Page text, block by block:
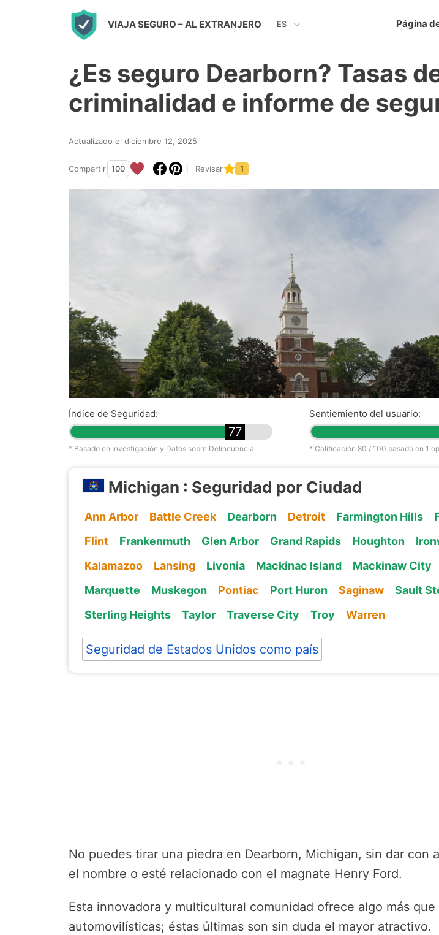
VIAJA SEGURO – AL EXTRANJERO Página
ES
¿Es seguro Dearborn? Tasas
criminalidad e informe de
Actualizado el diciembre 12, 2025
Compartir 100 Revisar 1
Índice de Seguridad:
77
* Basado en Investigación y Datos sobre Delincuencia
Sentiemiento del usuario:
* Calificación 80 / 100 basado en 1
Michigan : Seguridad por Ciudad
Ann Arbor Battle Creek Dearborn Detroit Farmington Hills
Flint
Frankenmuth Glen Arbor Grand Rapids Houghton
Kalamazoo
Lansing Livonia Mackinac Island Mackinaw City
Marquette
Muskegon Pontiac Port Huron Saginaw
Sault
Sterling Heights
Taylor Traverse City Troy Warren
Seguridad de Estados Unidos como país
No puedes tirar una piedra en Dearborn, Michigan, sin dar con
el nombre o esté relacionado con el magnate Henry Ford.
Esta innovadora y multicultural comunidad ofrece algo más
automovilísticas; éstas últimas son sin duda el mayor atractivo.